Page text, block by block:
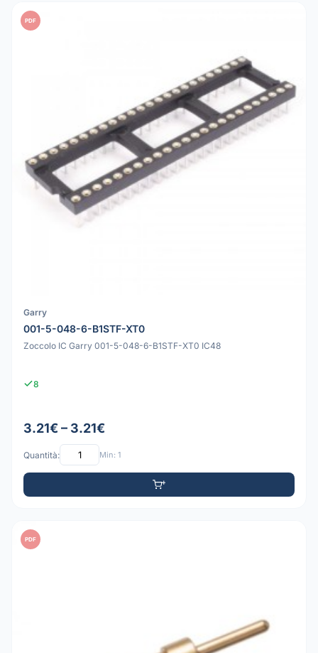
PDF
Garry
001-5-048-6-B1STF-XT0
Zoccolo IC Garry 001-5-048-6-B1STF-XT0 IC48
8
3.21€ – 3.21€
Quantità: Min: 1
PDF